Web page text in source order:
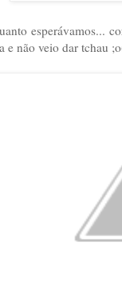
esperávamos...
e não veio dar tchau